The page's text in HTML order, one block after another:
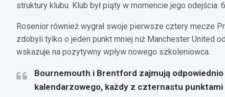
struktury klubu. Klub był piąty w momencie jego odejścia.
Rosenior również wygrał swoje pierwsze cztery mecze
zdobyli tylko o jeden punkt mniej niż Manchester United
wskazuje na pozytywny wpływ nowego szkoleniowca.
Bournemouth i Brentford zajmują
kalendarzowego, każdy z czternastu punktami